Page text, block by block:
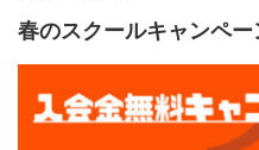
春のスクールキャンペー